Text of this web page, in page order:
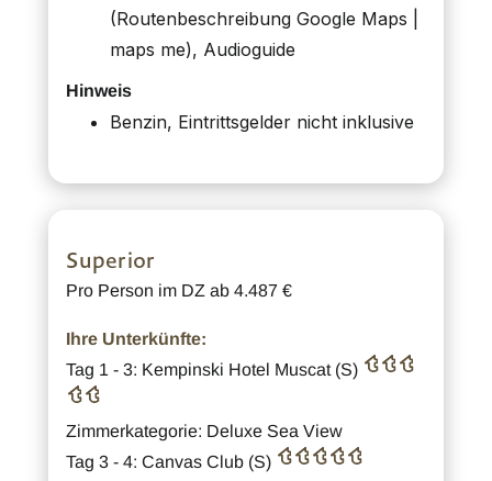
(Routenbeschreibung Google Maps |
maps me), Audioguide
Hinweis
Benzin, Eintrittsgelder nicht inklusive
Superior
Pro Person im DZ ab 4.487 €
Ihre Unterkünfte:
Tag 1 - 3: Kempinski Hotel Muscat (S)
Zimmerkategorie: Deluxe Sea View
Tag 3 - 4: Canvas Club (S)